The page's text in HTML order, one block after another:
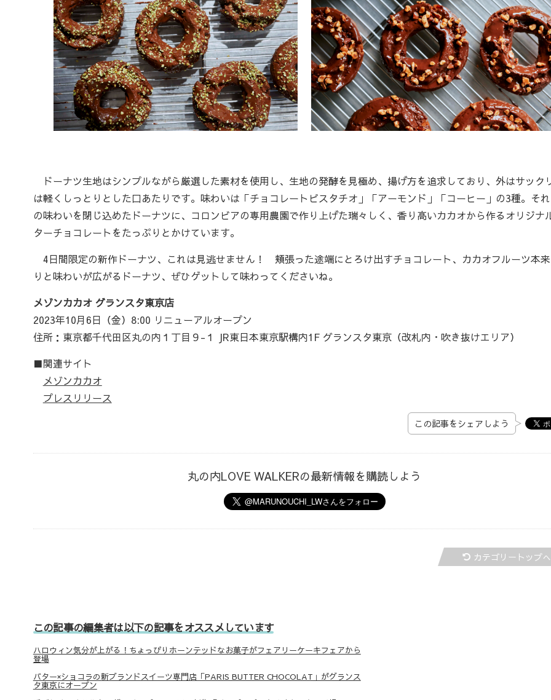
ドーナツ生地はシンプルながら厳選した素材を使用し、生地の発酵を見極め、揚げ方を追求しており、外はサック
は軽くしっとりとした口あたりです。味わいは「チョコレートピスタチオ」「アーモンド」「コーヒー」の3種。そ
の味わいを閉じ込めたドーナツに、コロンビアの専用農園で作り上げた瑞々しく、香り高いカカオから作るオリジナ
ターチョコレートをたっぷりとかけています。
4日間限定の新作ドーナツ、これは見逃せません！ 頬張った途端にとろけ出すチョコレート、カカオフルーツ本
りと味わいが広がるドーナツ、ぜひゲットして味わってくださいね。
メゾンカカオ グランスタ東京店
2023年10月6日（金）8:00 リニューアルオープン
住所：東京都千代田区丸の内１丁目９-１ JR東日本東京駅構内1F グランスタ東京（改札内・吹き抜けエリア）
■関連サイト
メゾンカカオ
プレスリリース
この記事をシェアしよう
丸の内LOVE WALKERの最新情報を購読しよう
カテゴリートップへ
この記事の編集者は以下の記事をオススメしています
ハロウィン気分が上がる！ちょっぴりホーンテッドなお菓子がフェアリーケーキフェアから
登場
バター×ショコラの新ブランドスイーツ専門店「PARIS BUTTER CHOCOLAT」がグランス
タ東京にオープン